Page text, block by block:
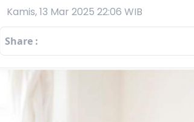
Kamis, 13 Mar 2025 22:06 WIB
Share :